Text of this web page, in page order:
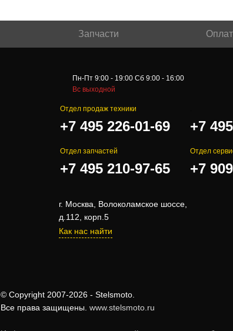
Запчасти
Пн-Пт 9:00 - 19:00 Сб 9:00 - 16:00
Вс выходной
Отдел продаж техники
+7 495 226-01-69 +7
Отдел запчастей
+7 495 210-97-65
Отдел
+7
г. Москва, Волоколамское шоссе,
д.112, корп.5
Как нас найти
© Copyright 2007-2026 - Stelsmoto.
Все права защищены. www.stelsmoto.ru